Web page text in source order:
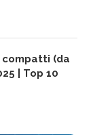
compatti (da
| Top 10